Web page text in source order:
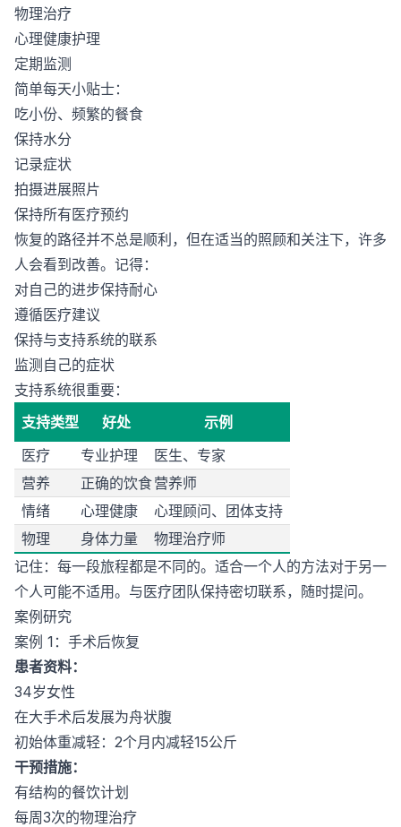
物理治疗
心理健康护理
定期监测
简单每天小贴士：
吃小份、频繁的餐食
保持水分
记录症状
拍摄进展照片
保持所有医疗预约
恢复的路径并不总是顺利，但在适当的照顾和关注下，许多
人会看到改善。记得：
对自己的进步保持耐心
遵循医疗建议
保持与支持系统的联系
监测自己的症状
支持系统很重要：
支持类型
好处
示例
医疗
专业护理
医生、专家
营养
正确的饮食营养师
情绪
心理健康
心理顾问、团体支持
物理
身体力量
物理治疗师
记住：每一段旅程都是不同的。适合一个人的方法对于另一
个人可能不适用。与医疗团队保持密切联系，随时提问。
案例研究
案例 1：手术后恢复
患者资料：
34岁女性
在大手术后发展为舟状腹
初始体重减轻：2个月内减轻15公斤
干预措施：
有结构的餐饮计划
每周3次的物理治疗